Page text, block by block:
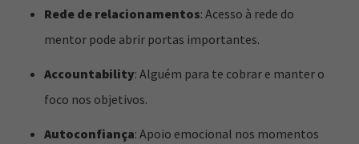
Rede de relacionamentos: Acesso à rede do
mentor pode abrir portas importantes.
Accountability: Alguém para te cobrar e manter o
foco nos objetivos.
Autoconfiança: Apoio emocional nos momentos